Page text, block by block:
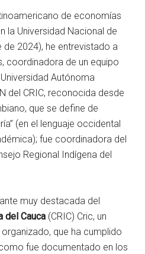
de economías
la Universidad Nacional de
2024), he entrevistado a
coordinadora de un equipo
Autónoma
del CRIC, reconocida desde
que se define de
(en el lenguaje occidental
fue coordinadora del
Regional Indígena del
muy destacada del
del Cauca (CRIC) Cric, un
que ha cumplido
fue documentado en los